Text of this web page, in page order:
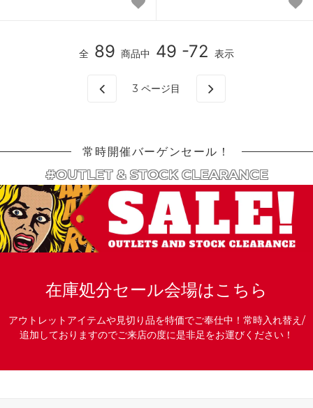
全 89 商品中 49 -72 表示
3 ページ目
常時開催バーゲンセール！
#OUTLET & STOCK CLEARANCE
在庫処分セール会場はこちら
アウトレットアイテムや見切り品を特価でご奉仕中！常時入れ替え/
追加しておりますのでご来店の度に是非足をお運びください！